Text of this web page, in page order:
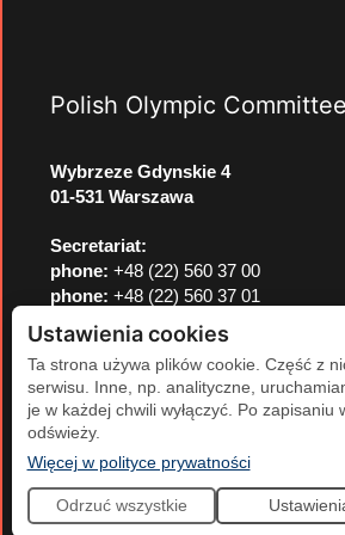
Polish Olympic Committee
Wybrzeze Gdynskie 4
01-531 Warszawa
Secretariat:
phone: +48 (22) 560 37 00
phone: +48 (22) 560 37 01
e-mail:
pkol@pkol.pl
Ustawienia cookies
Ta strona używa plików cookie. Część z
serwisu. Inne, np. analityczne,
je w każdej chwili wyłączyć. Po
odświeży.
Więcej w polityce prywatności(otwiera się
Odrzuć wszystkie